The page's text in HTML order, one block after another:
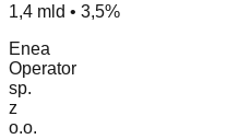
1,4 mld • 3,5%
Enea
Operator
sp.
z
o.o.